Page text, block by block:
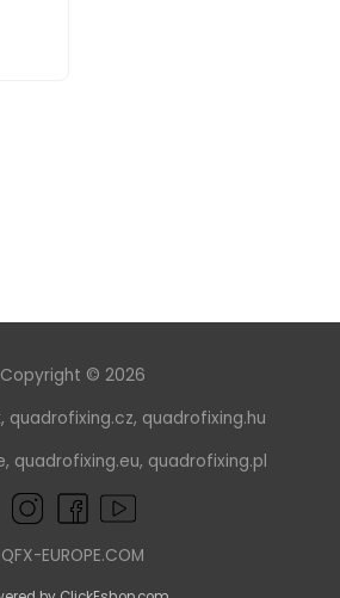
Copyright © 2026
, quadrofixing.cz, quadrofixing.hu
, quadrofixing.eu, quadrofixing.pl
QFX-EUROPE.COM